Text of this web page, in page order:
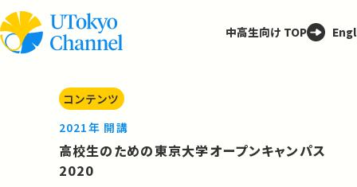
中高生向け TOP
コンテンツ
2021年 開講
高校生のための東京大学オープンキャンパス
2020